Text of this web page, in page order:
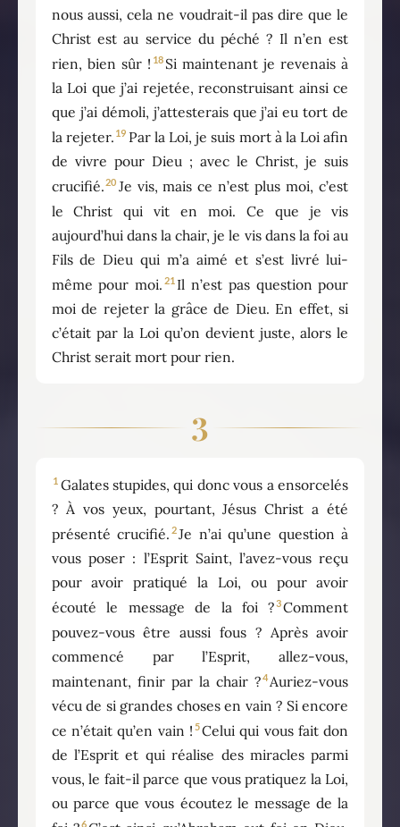
nous aussi, cela ne voudrait-il pas dire que le
Christ est au service du péché ? Il n’en est
rien, bien sûr ! 18 Si maintenant je revenais à
la Loi que j’ai rejetée, reconstruisant ainsi ce
que j’ai démoli, j’attesterais que j’ai eu tort de
la rejeter. 19 Par la Loi, je suis mort à la Loi afin
de vivre pour Dieu ; avec le Christ, je suis
crucifié.20 Je vis, mais ce n’est plus moi, c’est
le Christ qui vit en moi. Ce que je vis
aujourd’hui dans la chair, je le vis dans la foi au
Fils de Dieu qui m’a aimé et s’est livré lui-
même pour moi. 21 Il n’est pas question pour
moi de rejeter la grâce de Dieu. En effet, si
c’était par la Loi qu’on devient juste, alors le
Christ serait mort pour rien.
3
1 Galates stupides, qui donc vous a ensorcelés
? À vos yeux, pourtant, Jésus Christ a été
présenté crucifié. 2Je n’ai qu’une question à
vous poser : l’Esprit Saint, l’avez-vous reçu
pour avoir pratiqué la Loi, ou pour avoir
écouté le message de la foi ?3Comment
pouvez-vous être aussi fous ? Après avoir
commencé par l’Esprit, allez-vous,
maintenant, finir par la chair ?4 Auriez-vous
vécu de si grandes choses en vain ? Si encore
ce n’était qu’en vain ! 5Celui qui vous fait don
de l’Esprit et qui réalise des miracles parmi
vous, le fait-il parce que vous pratiquez la Loi,
ou parce que vous écoutez le message de la
6